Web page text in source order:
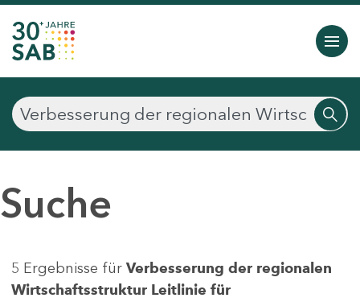
Suche
5 Ergebnisse für Verbesserung der regionalen
Wirtschaftsstruktur Leitlinie für